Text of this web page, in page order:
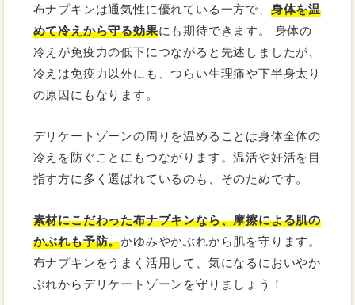
布ナプキンは通気性に優れている一方で、 身体を温
めて冷えから守る効果にも期待できます。 身体の
冷えが免疫力の低下につながると先述しましたが、
冷えは免疫力以外にも、つらい生理痛や下半身太り
の原因にもなります。
デリケートゾーンの周りを温めることは身体全体の
冷えを防ぐことにもつながります。温活や妊活を目
指す方に多く選ばれているのも、そのためです。
素材にこだわった布ナプキンなら、摩擦による肌の
かぶれも予防。かゆみやかぶれから肌を守ります。
布ナプキンをうまく活用して、気になるにおいやか
ぶれからデリケートゾーンを守りましょう！